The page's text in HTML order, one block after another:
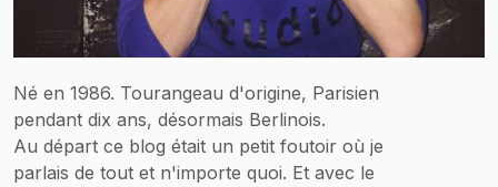
Né en 1986. Tourangeau d'origine, Parisien
pendant dix ans, désormais Berlinois.
Au départ ce blog était un petit foutoir où je
parlais de tout et n'importe quoi. Et avec le